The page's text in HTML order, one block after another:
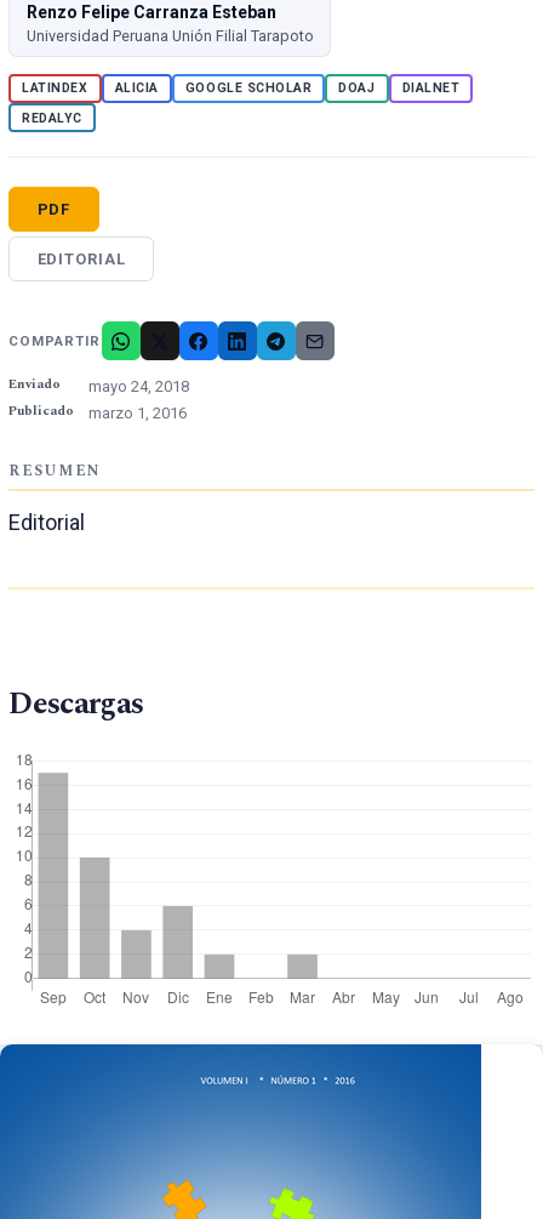
Renzo Felipe Carranza Esteban
Universidad Peruana Unión Filial Tarapoto
LATINDEX ALICIA GOOGLE SCHOLAR DOAJ
DIALNET
REDALYC
PDF
EDITORIAL
COMPARTIR
Enviado mayo 24, 2018
Publicado marzo 1, 2016
RESUMEN
Editorial
Descargas